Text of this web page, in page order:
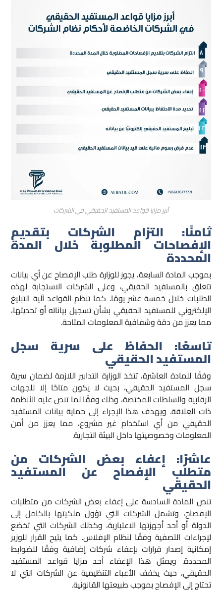
أبرز مزايا قواعد المستفيد الحقيقي في الشركات
ثامنًا: التزام الشركات بتقديم
الإفصاحات المطلوبة خلال المدة
المحددة
بموجب المادة السابعة، يجوز للوزارة طلب الإفصاح عن أي بيانات
تتعلق بالمستفيد الحقيقي، وعلى الشركات الاستجابة لهذه
الطلبات خلال خمسة عشر يومًا. كما تنظم القواعد آلية التبليغ
الإلكتروني للمستفيد الحقيقي بشأن تسجيل بياناته أو تحديثها،
مما يعزز من دقة وشفافية المعلومات المتاحة.
تاسعًا: الحفاظ على سرية سجل
المستفيد الحقيقي
وفقًا للمادة العاشرة، تتخذ الوزارة التدابير اللازمة لضمان سرية
سجل المستفيد الحقيقي، بحيث لا يكون متاحًا إلا للجهات
الرقابية والسلطات المختصة، وذلك وفقًا لما تنص عليه الأنظمة
ذات العلاقة. ويهدف هذا الإجراء إلى حماية بيانات المستفيد
الحقيقي من أي استخدام غير مشروع، مما يعزز من أمن
المعلومات وخصوصيتها داخل البيئة التجارية.
عاشرًا: إعفاء بعض الشركات من
متطلب الإفصاح عن المستفيد
الحقيقي
تنص المادة السادسة على إعفاء بعض الشركات من متطلبات
الإفصاح، وتشمل الشركات التي تؤول ملكيتها بالكامل إلى
الدولة أو أحد أجهزتها الاعتبارية، وكذلك الشركات التي تخضع
لإجراءات التصفية وفقًا لنظام الإفلاس. كما يتيح القرار للوزير
إمكانية إصدار قرارات بإعفاء شركات إضافية وفقًا للضوابط
المحددة. ويمثل هذا الإعفاء أحد مزايا قواعد المستفيد
الحقيقي، حيث يخفف الأعباء التنظيمية عن الشركات التي لا
تحتاج إلى الإفصاح بموجب طبيعتها القانونية.